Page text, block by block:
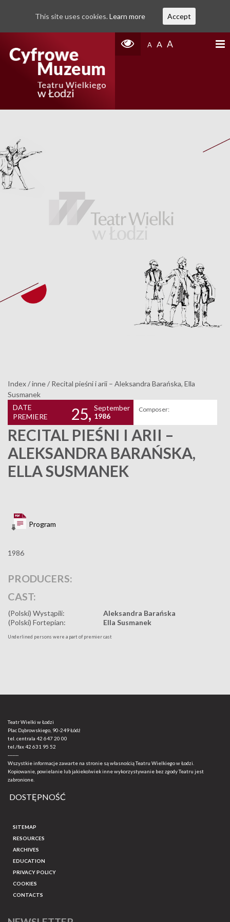
A A A
Index/inne/ Recital pieśni i arii – Aleksandra Barańska, Ella
Susmanek
DATE
PREMIERE
25, September
1986
Composer:
RECITAL PIEŚNI I ARII –
ALEKSANDRA BARAŃSKA,
ELLA SUSMANEK
Program
1986
PRODUCERS:
CAST:
(Polski) Wystąpili:
Aleksandra Barańska
(Polski) Fortepian:
Ella Susmanek
Underlined persons were a part of premier cast
Teatr Wielki w Łodzi
Plac Dąbrowskiego, 90-249 Łódź
tel. centrala 42 647 20 00
tel./fax42 631 95 52
-------
Wszystkie informacje zawarte na stronie są własnością Teatru Wielkiego w Łodzi.
Kopiowanie, powielanie lub jakiekolwiek inne wykorzystywanie bez zgody Teatru jest
zabronione.
DOSTĘPNOŚĆ
SITEMAP
RESOURCES
ARCHIVES
EDUCATION
PRIVACY POLICY
COOKIES
CONTACTS
This site uses cookies. Learn more Accept